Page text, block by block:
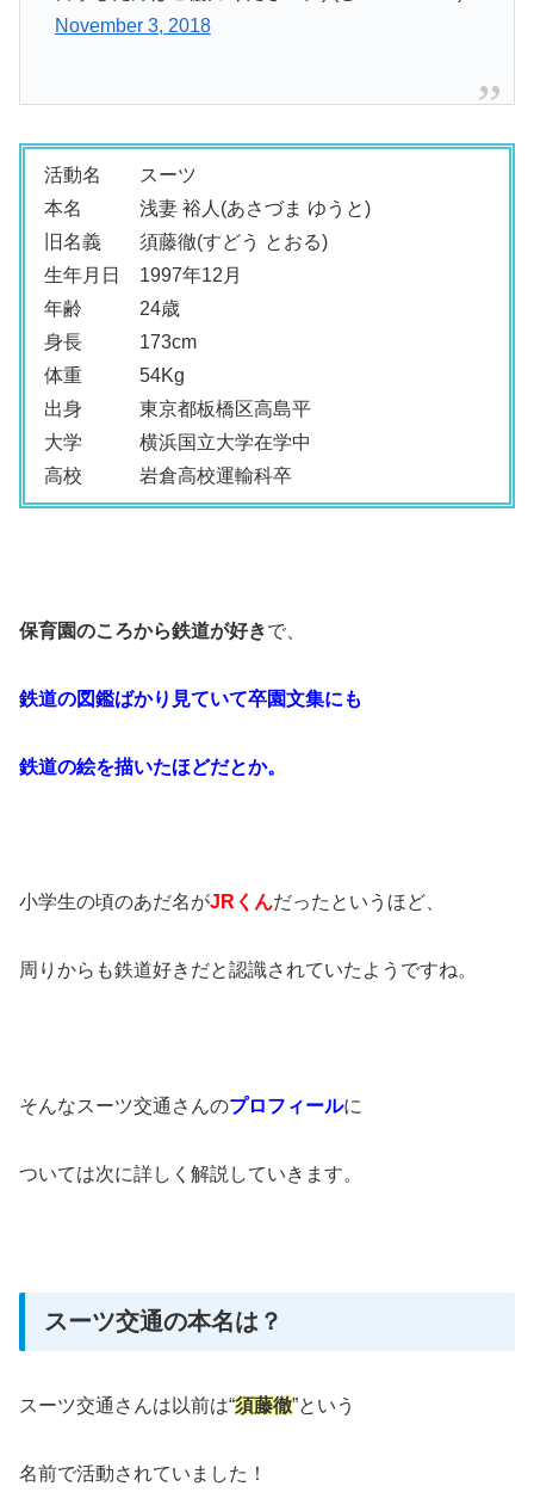
November 3, 2018
活動名 スーツ
本名 浅妻 裕人(あさづま ゆうと)
旧名義 須藤徹(すどう とおる)
生年月日 1997年12月
年齢 24歳
身長 173cm
体重 54Kg
出身 東京都板橋区高島平
大学 横浜国立大学在学中
高校 岩倉高校運輸科卒
保育園のころから鉄道が好きで、
鉄道の図鑑ばかり見ていて卒園文集にも
鉄道の絵を描いたほどだとか。
小学生の頃のあだ名がJRくんだったというほど、
周りからも鉄道好きだと認識されていたようですね。
そんなスーツ交通さんのプロフィールに
ついては次に詳しく解説していきます。
スーツ交通の本名は？
スーツ交通さんは以前は“須藤徹”という
名前で活動されていました！